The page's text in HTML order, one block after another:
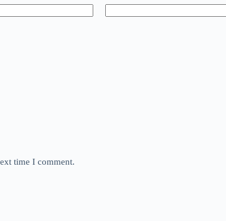
time I comment.